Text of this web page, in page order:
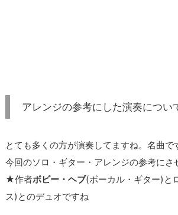
アレンジの参考にした演奏につい
とても多くの方が演奏してますね。名曲で
今回のソロ・ギター・アレンジの参考にさ
★作者ボビー・ヘブ(ボーカル・ギター)と
ス)とのデュオですね